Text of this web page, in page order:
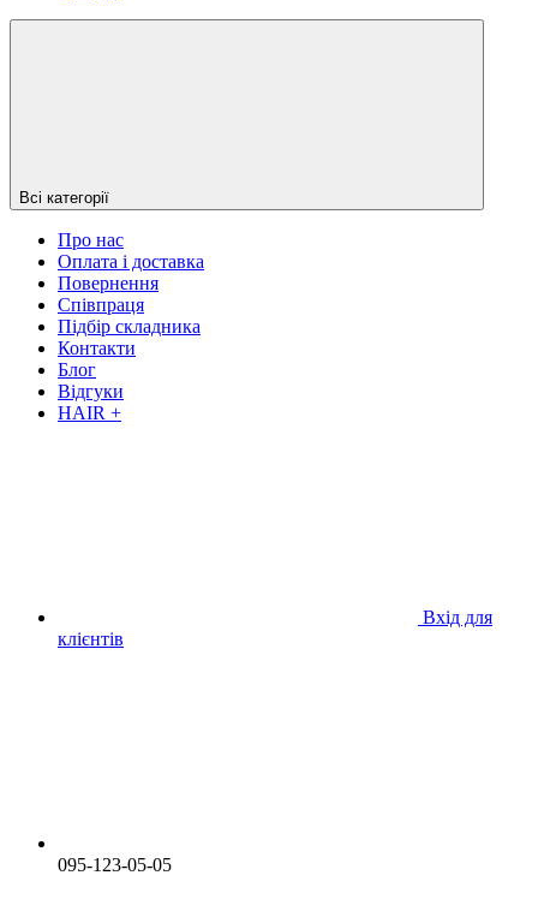
Всі категорії
Про нас
Оплата і доставка
Повернення
Співпраця
Підбір складника
Контакти
Блог
Відгуки
HAIR +
Вхід для
клієнтів
095-123-05-05